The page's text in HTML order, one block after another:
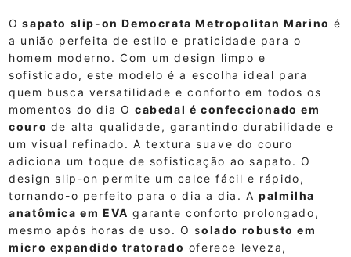
O sapato slip-on Democrata Metropolitan Marino é
a união perfeita de estilo e praticidade para o
homem moderno. Com um design limpo e
sofisticado, este modelo é a escolha ideal para
quem busca versatilidade e conforto em todos os
momentos do dia Ocabedal é confeccionado em
couro de alta qualidade, garantindo durabilidade e
um visual refinado. A textura suave do couro
adiciona um toque de sofisticação ao sapato.O
design slip-on permite um calce fácil e rápido,
tornando-o perfeito para o dia a dia. Apalmilha
anatômica em EVA garante conforto prolongado,
mesmo após horas de uso.O solado robusto em
micro expandido tratorado oferece leveza,